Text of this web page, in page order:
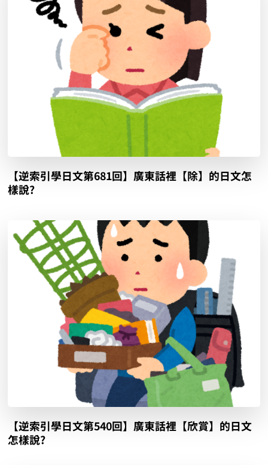
【逆索引學日文第681回】廣東話裡【除】的日文怎
樣說?
【逆索引學日文第540回】廣東話裡【欣賞】的日文
怎樣說?